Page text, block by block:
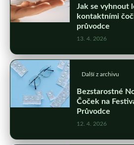
Jak se vyhnout
kontaktními
průvodce
13. 4. 2026
Další z archivu
Bezstarostné
Čoček na
Průvodce
12. 4. 2026